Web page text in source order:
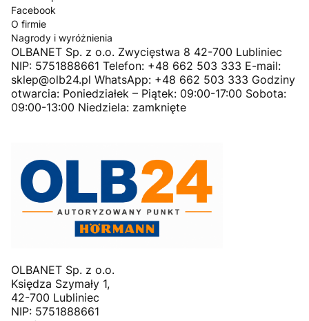
Facebook
O firmie
Nagrody i wyróżnienia
OLBANET Sp. z o.o. Zwycięstwa 8 42-700 Lubliniec
NIP: 5751888661 Telefon: +48 662 503 333 E-mail:
sklep@olb24.pl WhatsApp: +48 662 503 333 Godziny
otwarcia: Poniedziałek – Piątek: 09:00-17:00 Sobota:
09:00-13:00 Niedziela: zamknięte
OLBANET Sp. z o.o.
Księdza Szymały 1,
42-700 Lubliniec
NIP: 5751888661